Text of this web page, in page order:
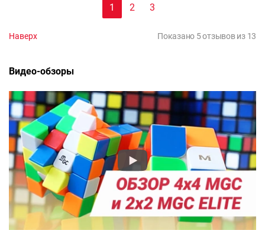
1 2 3
Наверх Показано 5 отзывов из 13
Видео-обзоры